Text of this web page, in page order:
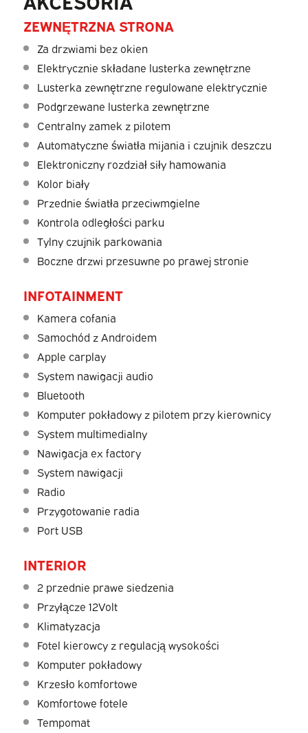
ZEWNĘTRZNA STRONA
Za drzwiami bez okien
Elektrycznie składane lusterka zewnętrzne
Lusterka zewnętrzne regulowane elektrycznie
Podgrzewane lusterka zewnętrzne
Centralny zamek z pilotem
Automatyczne światła mijania i czujnik deszczu
Elektroniczny rozdział siły hamowania
Kolor biały
Przednie światła przeciwmgielne
Kontrola odległości parku
Tylny czujnik parkowania
Boczne drzwi przesuwne po prawej stronie
INFOTAINMENT
Kamera cofania
Samochód z Androidem
Apple carplay
System nawigacji audio
Bluetooth
Komputer pokładowy z pilotem przy kierownicy
System multimedialny
Nawigacja ex factory
System nawigacji
Radio
Przygotowanie radia
Port USB
INTERIOR
2 przednie prawe siedzenia
Przyłącze 12Volt
Klimatyzacja
Fotel kierowcy z regulacją wysokości
Komputer pokładowy
Krzesło komfortowe
Komfortowe fotele
Tempomat